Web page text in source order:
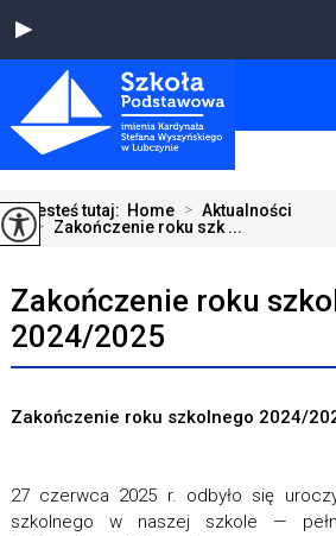
Jesteś tutaj: Home > Aktualności
> Zakończenie roku szk ...
Zakończenie roku
2024/2025
Zakończenie roku szkolnego 2024/
27 czerwca 2025 r. odbyło się
szkolnego w naszej szkole —